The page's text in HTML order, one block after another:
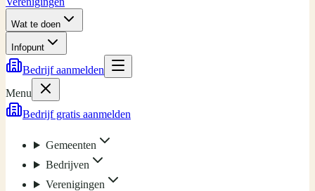
Wat te doen
Infopunt
Bedrijf aanmelden
Menu
Bedrijf gratis aanmelden
Gemeenten
Bedrijven
Verenigingen